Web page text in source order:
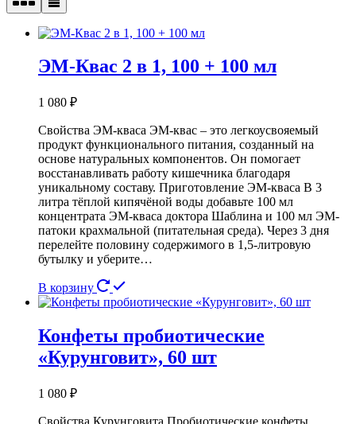
ЭМ-Квас 2 в 1, 100 + 100 мл
1 080 ₽
Свойства ЭМ-кваса ЭМ-квас – это легкоусвояемый
продукт функционального питания, созданный на
основе натуральных компонентов. Он помогает
восстанавливать работу кишечника благодаря
уникальному составу. Приготовление ЭМ-кваса В 3
литра тёплой кипячёной воды добавьте 100 мл
концентрата ЭМ-кваса доктора Шаблина и 100 мл ЭМ-
патоки крахмальной (питательная среда). Через 3 дня
перелейте половину содержимого в 1,5-литровую
бутылку и уберите…
В корзину
Конфеты пробиотические
«Курунговит», 60 шт
1 080 ₽